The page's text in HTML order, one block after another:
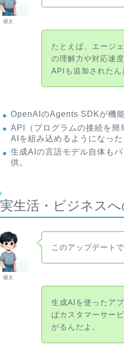
健太
たとえば、エージ
の理解力や対応速
APIも追加されたん
OpenAIのAgents SDKが機
API（プログラムの接続を簡
AIを組み込めるようになった
生成AIの言語モデル自体も
供。
実生活・ビジネス
健太
このアップデート
生成AIを使ったア
ばカスタマーサー
がるんだよ。